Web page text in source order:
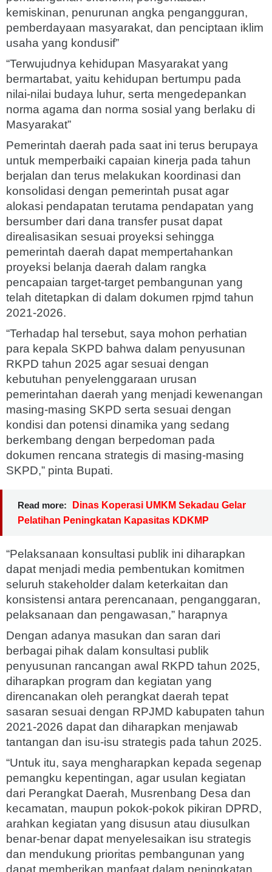
kemiskinan, penurunan angka pengangguran,
pemberdayaan masyarakat, dan penciptaan iklim
usaha yang kondusif”
“Terwujudnya kehidupan Masyarakat yang
bermartabat, yaitu kehidupan bertumpu pada
nilai-nilai budaya luhur, serta mengedepankan
norma agama dan norma sosial yang berlaku di
Masyarakat”
Pemerintah daerah pada saat ini terus berupaya
untuk memperbaiki capaian kinerja pada tahun
berjalan dan terus melakukan koordinasi dan
konsolidasi dengan pemerintah pusat agar
alokasi pendapatan terutama pendapatan yang
bersumber dari dana transfer pusat dapat
direalisasikan sesuai proyeksi sehingga
pemerintah daerah dapat mempertahankan
proyeksi belanja daerah dalam rangka
pencapaian target-target pembangunan yang
telah ditetapkan di dalam dokumen rpjmd tahun
2021-2026.
“Terhadap hal tersebut, saya mohon perhatian
para kepala SKPD bahwa dalam penyusunan
RKPD tahun 2025 agar sesuai dengan
kebutuhan penyelenggaraan urusan
pemerintahan daerah yang menjadi kewenangan
masing-masing SKPD serta sesuai dengan
kondisi dan potensi dinamika yang sedang
berkembang dengan berpedoman pada
dokumen rencana strategis di masing-masing
SKPD,” pinta Bupati.
Read more:
Dinas Koperasi UMKM Sekadau Gelar
Pelatihan Peningkatan Kapasitas KDKMP
“Pelaksanaan konsultasi publik ini diharapkan
dapat menjadi media pembentukan komitmen
seluruh stakeholder dalam keterkaitan dan
konsistensi antara perencanaan, penganggaran,
pelaksanaan dan pengawasan,” harapnya
Dengan adanya masukan dan saran dari
berbagai pihak dalam konsultasi publik
penyusunan rancangan awal RKPD tahun 2025,
diharapkan program dan kegiatan yang
direncanakan oleh perangkat daerah tepat
sasaran sesuai dengan RPJMD kabupaten tahun
2021-2026 dapat dan diharapkan menjawab
tantangan dan isu-isu strategis pada tahun 2025.
“Untuk itu, saya mengharapkan kepada segenap
pemangku kepentingan, agar usulan kegiatan
dari Perangkat Daerah, Musrenbang Desa dan
kecamatan, maupun pokok-pokok pikiran DPRD,
arahkan kegiatan yang disusun atau diusulkan
benar-benar dapat menyelesaikan isu strategis
dan mendukung prioritas pembangunan yang
dapat memberikan manfaat dalam peningkatan